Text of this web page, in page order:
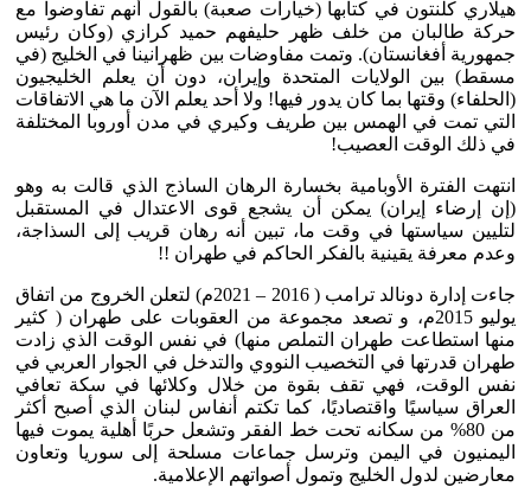
هيلاري كلنتون في كتابها (خيارات صعبة) بالقول أنهم تفاوضوا مع
حركة طالبان من خلف ظهر حليفهم حميد كرازي (وكان رئيس
جمهورية أفغانستان). وتمت مفاوضات بين ظهرانينا في الخليج (في
مسقط) بين الولايات المتحدة وإيران، دون أن يعلم الخليجيون
(الحلفاء) وقتها بما كان يدور فيها! ولا أحد يعلم الآن ما هي الاتفاقات
التي تمت في الهمس بين طريف وكيري في مدن أوروبا المختلفة
في ذلك الوقت العصيب!
انتهت الفترة الأوبامية بخسارة الرهان الساذج الذي قالت به وهو
(إن إرضاء إيران) يمكن أن يشجع قوى الاعتدال في المستقبل
لتليين سياستها في وقت ما، تبين أنه رهان قريب إلى السذاجة،
وعدم معرفة يقينية بالفكر الحاكم في طهران !!
جاءت إدارة دونالد ترامب ( 2016 – 2021م) لتعلن الخروج من اتفاق
يوليو 2015م، و تصعد مجموعة من العقوبات على طهران ( كثير
منها استطاعت طهران التملص منها) في نفس الوقت الذي زادت
طهران قدرتها في التخصيب النووي والتدخل في الجوار العربي في
نفس الوقت، فهي تقف بقوة من خلال وكلائها في سكة تعافي
العراق سياسيًا واقتصاديًا، كما تكتم أنفاس لبنان الذي أصبح أكثر
من 80% من سكانه تحت خط الفقر وتشعل حربًا أهلية يموت فيها
اليمنيون في اليمن وترسل جماعات مسلحة إلى سوريا وتعاون
معارضين لدول الخليج وتمول أصواتهم الإعلامية.